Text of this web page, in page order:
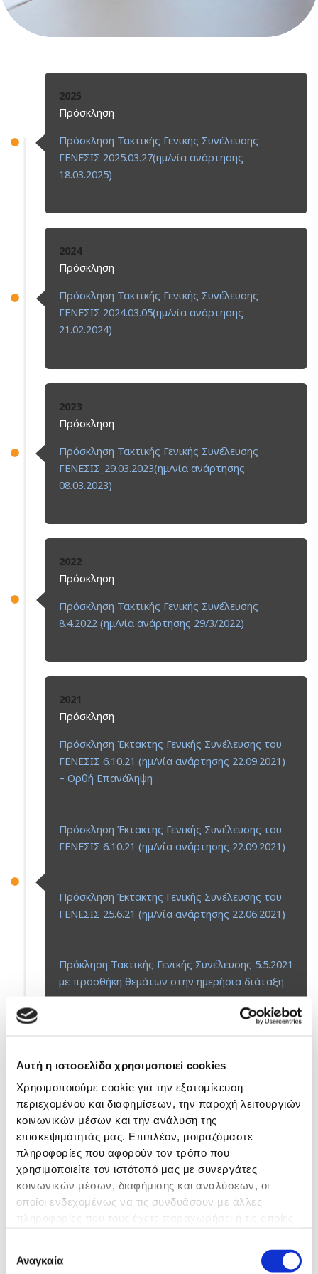
Αυτή η ιστοσελίδα χρησιμοποιεί cookies
Χρησιμοποιούμε cookie για την εξατομίκευση
περιεχομένου και διαφημίσεων, την παροχή λειτουργιών
κοινωνικών μέσων και την ανάλυση της
επισκεψιμότητάς μας. Επιπλέον, μοιραζόμαστε
πληροφορίες που αφορούν τον τρόπο που
χρησιμοποιείτε τον ιστότοπό μας με συνεργάτες
κοινωνικών μέσων, διαφήμισης και αναλύσεων, οι
οποίοι ενδεχομένως να τις συνδυάσουν με άλλες
συγκατάθεσης
Αναγκαία
2025
Πρόσκληση
Πρόσκληση Τακτικής Γενικής Συνέλευσης
ΓΕΝΕΣΙΣ 2025.03.27(ημ/νία ανάρτησης
18.03.2025)
2024
Πρόσκληση
Πρόσκληση Τακτικής Γενικής Συνέλευσης
ΓΕΝΕΣΙΣ 2024.03.05(ημ/νία ανάρτησης
21.02.2024)
2023
Πρόσκληση
Πρόσκληση Τακτικής Γενικής Συνέλευσης
ΓΕΝΕΣΙΣ_29.03.2023(ημ/νία ανάρτησης
08.03.2023)
2022
Πρόσκληση
Πρόσκληση Τακτικής Γενικής Συνέλευσης
8.4.2022 (ημ/νία ανάρτησης 29/3/2022)
2021
Πρόσκληση
Πρόσκληση Έκτακτης Γενικής Συνέλευσης του
ΓΕΝΕΣΙΣ 6.10.21 (ημ/νία ανάρτησης 22.09.2021)
– Ορθή Επανάληψη
Πρόσκληση Έκτακτης Γενικής Συνέλευσης του
ΓΕΝΕΣΙΣ 6.10.21 (ημ/νία ανάρτησης 22.09.2021)
Πρόσκληση Έκτακτης Γενικής Συνέλευσης του
ΓΕΝΕΣΙΣ 25.6.21 (ημ/νία ανάρτησης 22.06.2021)
Πρόκληση Τακτικής Γενικής Συνέλευσης 5.5.2021
με προσθήκη θεμάτων στην ημερήσια διάταξη
2020
Πρόσκληση
Πρόσκληση Έκτακτης Γενικής Συνέλευσης
21.10.2020 (ημ/νία ανάρτησης 7.10.2020)